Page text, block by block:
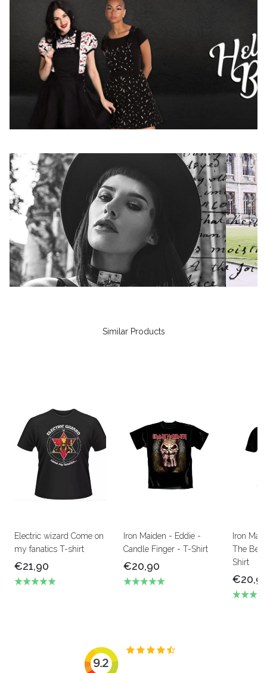
Similar Products
Electric wizard Come on
my fanatics T-shirt
€21,90
Iron Maiden - Eddie -
Candle Finger - T-Shirt
€20,90
Iron
The
Shirt